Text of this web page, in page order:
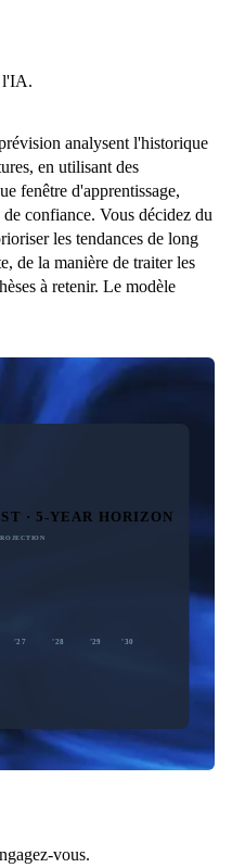
l'IA.
analysent l'historique
en utilisant des
fenêtre d'apprentissage,
confiance. Vous décidez du
les tendances de long
de la manière de traiter les
à retenir. Le modèle
· 5-YEAR HORIZON
'27 '28 '29 '30
vous.